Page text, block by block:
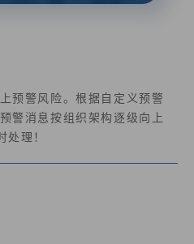
预警风险。根据自定义预警
警消息按组织架构逐级向上
处理！